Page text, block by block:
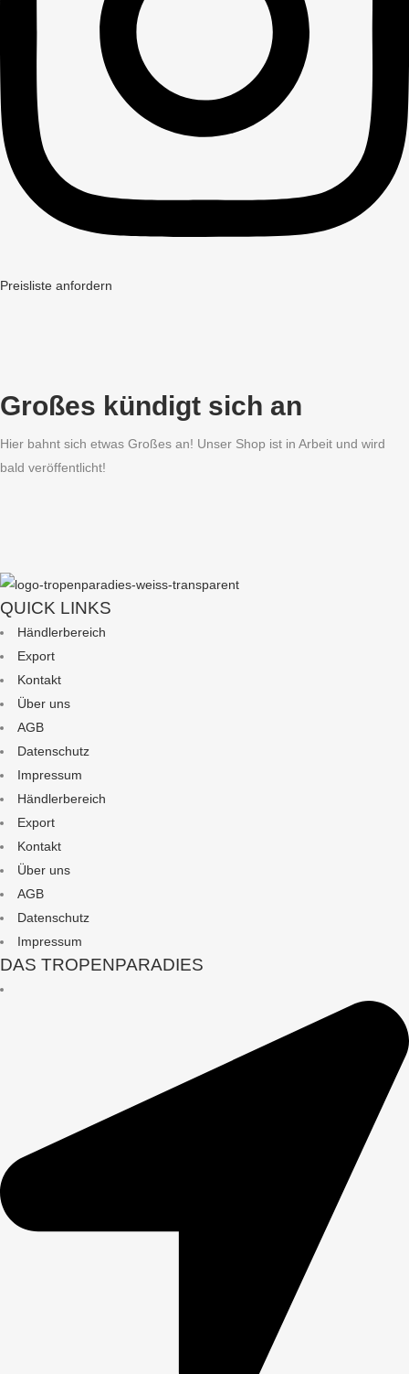
Preisliste anfordern
Großes kündigt sich an
Hier bahnt sich etwas Großes an! Unser Shop ist in Arbeit und wird
bald veröffentlicht!
QUICK LINKS
Händlerbereich
Export
Kontakt
Über uns
AGB
Datenschutz
Impressum
Händlerbereich
Export
Kontakt
Über uns
AGB
Datenschutz
Impressum
DAS TROPENPARADIES